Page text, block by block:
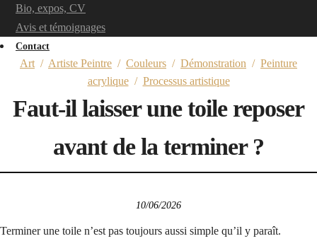
Bio, expos, CV
Avis et témoignages
Contact
Art / Artiste Peintre / Couleurs / Démonstration / Peinture
acrylique/ Processus artistique
Faut-il laisser une toile reposer
avant de la terminer ?
10/06/2026
Terminer une toile n’est pas toujours aussi simple qu’il y paraît.